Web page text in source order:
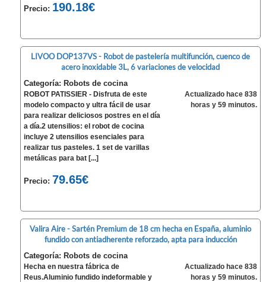
Precio: 190.18€
LIVOO DOP137VS - Robot de pastelería multifunción, cuenco de
acero inoxidable 3L, 6 variaciones de velocidad
Categoría: Robots de cocina
ROBOT PATISSIER - Disfruta de este
modelo compacto y ultra fácil de usar
para realizar deliciosos postres en el día
a día.2 utensilios: el robot de cocina
incluye 2 utensilios esenciales para
realizar tus pasteles. 1 set de varillas
metálicas para bat [...]
Precio: 79.65€
Actualizado hace 838
horas y 59 minutos.
Valira Aire - Sartén Premium de 18 cm hecha en España, aluminio
fundido con antiadherente reforzado, apta para inducción
Categoría: Robots de cocina
Hecha en nuestra fábrica de
Reus.Aluminio fundido indeformable y
Actualizado hace 838
horas y 59 minutos.